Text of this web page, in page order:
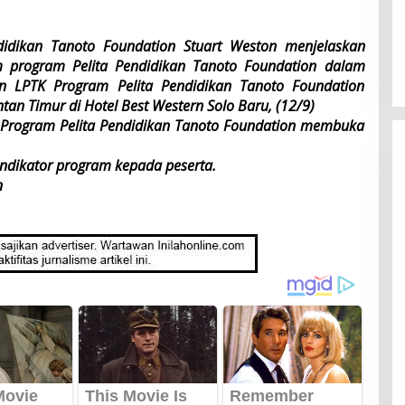
Tanoto Foundation Stuart Weston menjelaskan
Pelita Pendidikan Tanoto Foundation dalam
LPTK Program Pelita Pendidikan Tanoto Foundation
Timur di Hotel Best Western Solo Baru, (12/9)
Pelita Pendidikan Tanoto Foundation membuka
program kepada peserta.